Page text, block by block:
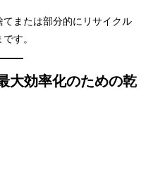
または部分的にリサイクル
す。
大効率化のための乾